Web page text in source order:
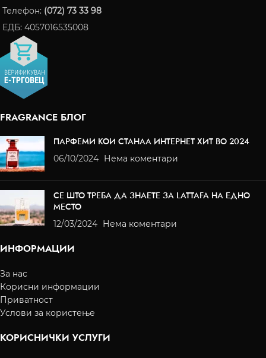
Телефон: (072) 73 33 98
ЕДБ: 4057016535008
FRAGRANCE БЛОГ
ПАРФЕМИ КОИ СТАНАА ИНТЕРНЕТ ХИТ ВО 2024
06/10/2024 Нема коментари
СЕ ШТО ТРЕБА ДА ЗНАЕТЕ ЗА LATTAFA НА ЕДНО
МЕСТО
12/03/2024 Нема коментари
ИНФОРМАЦИИ
За нас
Корисни информации
Приватност
Услови за користење
КОРИСНИЧКИ УСЛУГИ